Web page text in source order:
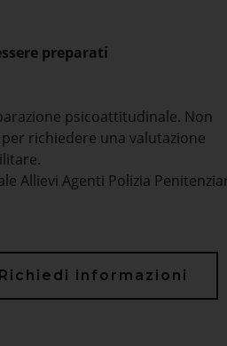
preparati
psicoattitudinale. Non
richiedere una valutazione
Allievi Agenti Polizia
Richiedi informazioni